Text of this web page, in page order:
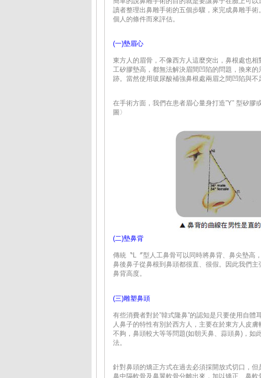
讀者整理出鼻雕手術的五個步驟，來完成鼻雕手
個人的條件而來評估。
(一)墊眉心
東方人的眉骨，不像西方人這麼突出，鼻根處也
工矽膠墊高，都無法解決眉間凹陷的問題，換來
跡。當然使用玻尿酸補強鼻根處兩眉之間凹陷與不
在手術方面，我們在患者眉心量身打造”Y” 型矽
圖〉
(二)墊鼻背
傳統〝L〞型人工鼻骨可以同時將鼻背、鼻尖墊高
鼻後鼻子從鼻根到鼻頭都很直、很假。因此我們
鼻背高度。
(三)雕塑鼻頭
有些消費者對於”韓式隆鼻”的認知是只要使用自體
人鼻子的特性有別於西方人，主要在於東方人皮
不夠，鼻頭較大等等問題(如朝天鼻、蒜頭鼻)，如
法。
針對鼻頭的矯正方式在過去必須採開放式切口，
鼻中隔軟骨及鼻翼軟骨分離出來，加以矯正、鼻